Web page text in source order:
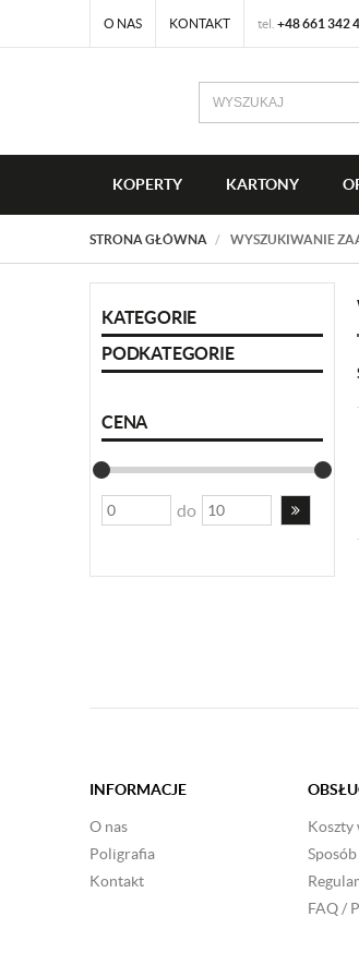
O NAS KONTAKT tel. +48 661 342
KOPERTY KARTONY
STRONA GŁÓWNA WYSZUKIWANIE
KATEGORIE
PODKATEGORIE
CENA
do
INFORMACJE
O nas
Poligrafia
Kontakt
Koszty
FAQ /